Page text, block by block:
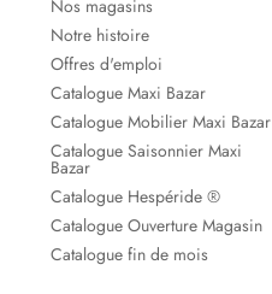
Nos magasins
Notre histoire
Offres d'emploi
Catalogue Maxi Bazar
Catalogue Mobilier Maxi Bazar
Catalogue Saisonnier Maxi
Bazar
Catalogue Hespéride ®
Catalogue Ouverture Magasin
Catalogue fin de mois